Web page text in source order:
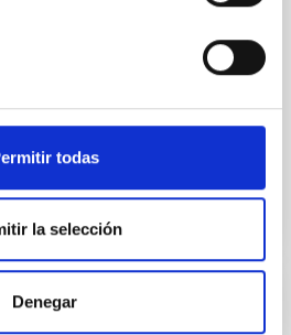
todas
la selección
Denegar
al.
7